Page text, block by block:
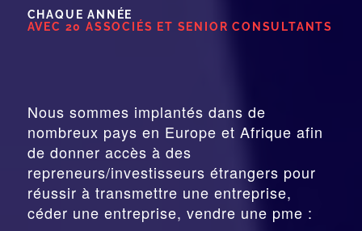
CHAQUE ANNÉE
AVEC 20 ASSOCIÉS ET SENIOR CONSULTANTS
Nous sommes implantés dans de
nombreux pays en Europe et Afrique afin
de donner accès à des
repreneurs/investisseurs étrangers pour
réussir à transmettre une entreprise,
céder une entreprise, vendre une pme :